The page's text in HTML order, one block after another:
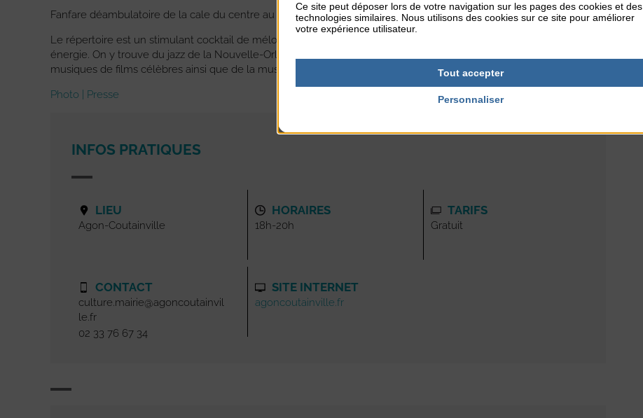
Fanfare déambulatoire de la cale du centre au Passous en passant par la digue.
Le répertoire est un stimulant cocktail de mélodies connues, interprétées avec bonne humeur, enthousiasme et
énergie. On y trouve du jazz de la Nouvelle-Orléans , des arrangements originaux de chansons françaises et de
musiques de films célèbres ainsi que de la musique Klezmer et des rythmes antillais …
Photo | Presse
INFOS PRATIQUES
LIEU
Agon-Coutainville
CONTACT
culture.mairie@agoncoutainvil
le.fr
02 33 76 67 34
HORAIRES
18h-20h
SITE INTERNET
agoncoutainville.fr
TARIFS
Gratuit
Ce site peut déposer lors de votre navigation sur les pages des cookies et des
technologies similaires. Nous utilisons des cookies sur ce site pour améliorer
votre expérience utilisateur.
Tout accepter
Personnaliser